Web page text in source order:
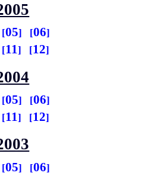
05
06
11 12
05
06
11 12
05
06